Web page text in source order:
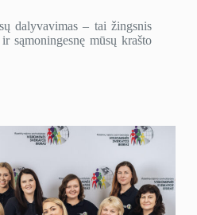
dalyvavimas – tai žingsnis
sąmoningesnę mūsų krašto